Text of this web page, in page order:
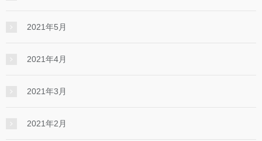
2021年5月
2021年4月
2021年3月
2021年2月